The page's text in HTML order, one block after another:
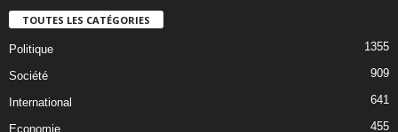
TOUTES LES CATÉGORIES
Politique 1355
Société 909
International 641
Economie 455